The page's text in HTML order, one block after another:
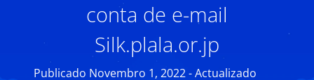
conta de e-mail
Silk.plala.or.jp
Publicado Novembro 1, 2022 - Actualizado